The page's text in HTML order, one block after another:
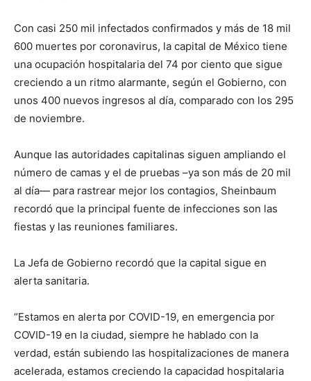
Con casi 250 mil infectados confirmados y más de 18 mil
600 muertes por coronavirus, la capital de México tiene
una ocupación hospitalaria del 74 por ciento que sigue
creciendo a un ritmo alarmante, según el Gobierno, con
unos 400 nuevos ingresos al día, comparado con los 295
de noviembre.
Aunque las autoridades capitalinas siguen ampliando el
número de camas y el de pruebas –ya son más de 20 mil
al día— para rastrear mejor los contagios, Sheinbaum
recordó que la principal fuente de infecciones son las
fiestas y las reuniones familiares.
La Jefa de Gobierno recordó que la capital sigue en
alerta sanitaria.
“Estamos en alerta por COVID-19, en emergencia por
COVID-19 en la ciudad, siempre he hablado con la
verdad, están subiendo las hospitalizaciones de manera
acelerada, estamos creciendo la capacidad hospitalaria